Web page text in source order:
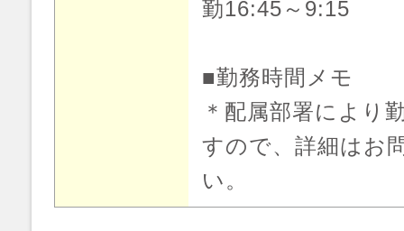
勤16:45～9:15
■勤務時間メモ
＊配属部署により
すので、詳細はお
い。